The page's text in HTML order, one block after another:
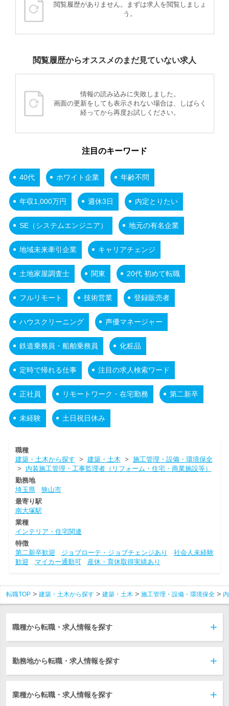
閲覧履歴がありません。まずは求人を閲覧しましょ
う。
閲覧履歴からオススメのまだ見ていない求人
情報の読み込みに失敗しました。
画面の更新をしても表示されない場合は、しばらく
経ってから再度お試しください。
注目のキーワード
40代 ホワイト企業 年齢不問
年収1,000万円 週休3日 内定とりたい
SE（システムエンジニア） 地元の有名企業
地域未来牽引企業 キャリアチェンジ
土地家屋調査士 関東 20代 初めて転職
フルリモート 技術営業 登録販売者
ハウスクリーニング 声優マネージャー
鉄道乗務員・船舶乗務員 化粧品
定時で帰れる仕事 注目の求人検索ワード
正社員 リモートワーク・在宅勤務 第二新卒
未経験 土日祝日休み
職種
建築・土木から探す > 建築・土木 > 施工管理・設備・環境保全
> 内装施工管理・工事監理者（リフォーム・住宅・商業施設等）
勤務地
埼玉県
狭山市
最寄り駅
南大塚駅
業種
インテリア・住宅関連
特徴
第二新卒歓迎
ジョブローテ・ジョブチェンジあり
社会人未経験
歓迎
マイカー通勤可 産休・育休取得実績あり
転職TOP 建築・土木から探す 建築・土木 施工管理・設備・環境保全
職種から転職・求人情報を探す
勤務地から転職・求人情報を探す
業種から転職・求人情報を探す